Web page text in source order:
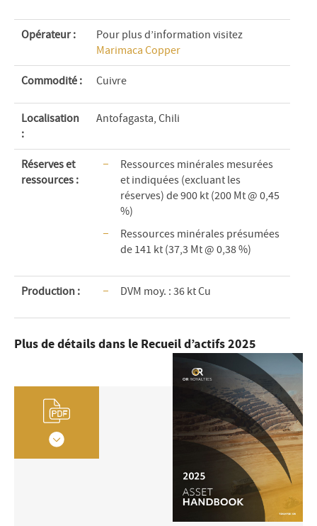
Opérateur :
Pour plus d’information visitez
Marimaca Copper
Commodité : Cuivre
Localisation
:
Antofagasta, Chili
Réserves et
ressources :
Ressources minérales mesurées
et indiquées (excluant les
réserves) de 900 kt (200 Mt @ 0,45
%)
Ressources minérales présumées
de 141 kt (37,3 Mt @ 0,38 %)
Production : DVM moy. : 36 kt Cu
Plus de détails dans le Recueil d’actifs 2025